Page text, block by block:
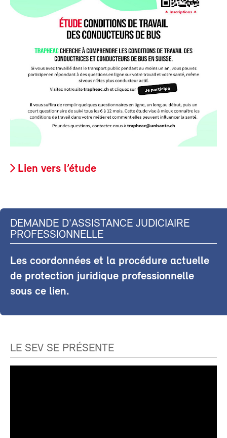
Lien vers l’étude
DEMANDE D'ASSISTANCE JUDICIAIRE
PROFESSIONNELLE
Les coordonnées et la procédure actuelle
de protection juridique professionnelle
sous ce lien.
LE SEV SE PRÉSENTE